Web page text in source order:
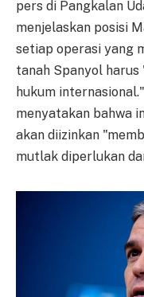
pers di Pangkalan
menjelaskan posisi
setiap operasi yang
tanah Spanyol
hukum
menyatakan bahwa
akan diizinkan
mutlak diperlukan